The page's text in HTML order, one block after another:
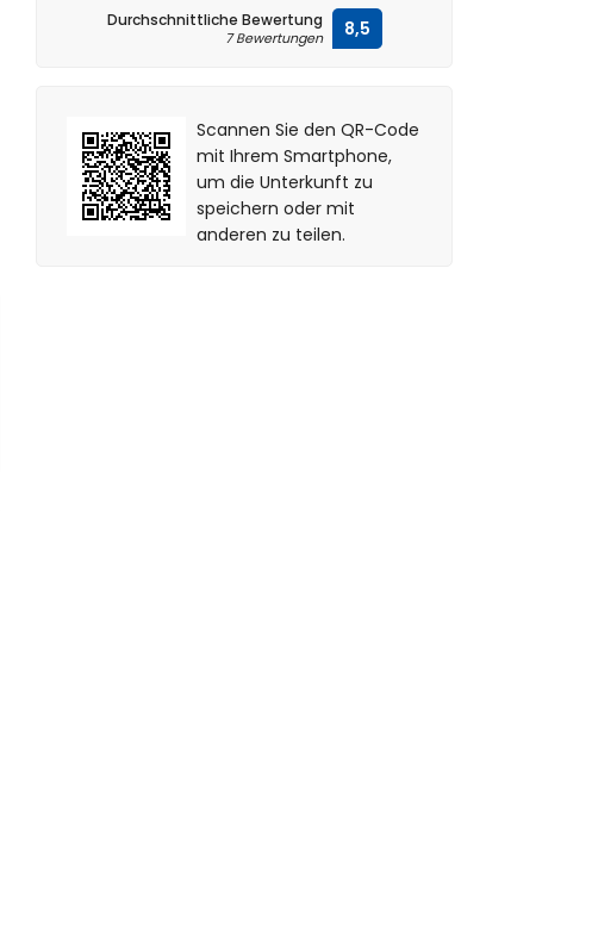
Durchschnittliche Bewertung
7 Bewertungen 8,5
Scannen Sie den QR-Code
mit Ihrem Smartphone,
um die Unterkunft zu
speichern oder mit
anderen zu teilen.